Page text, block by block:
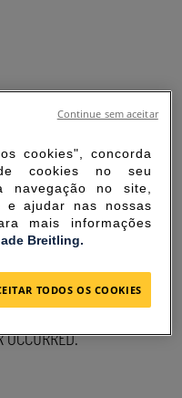
THE
OCCURRED.
cookies", concorda
cookies no seu
navegação no site,
ajudar nas nossas
mais informações
Breitling.
TODOS OS COOKIES
Continue sem aceitar